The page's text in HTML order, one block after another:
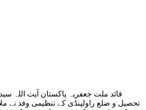
قائد ملت جعفریہ پاکستان آیت اللہ
تحصیل و ضلع راولپنڈی کے تنظیمی وفد نے